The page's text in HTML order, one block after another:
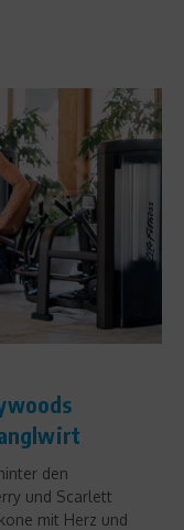
den
und Scarlett
mit Herz und